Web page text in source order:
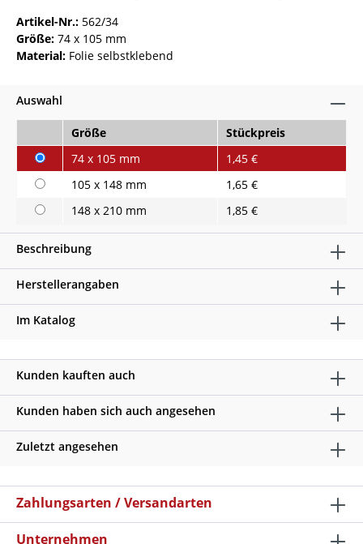
Artikel-Nr.: 562/34
Größe: 74 x 105 mm
Material: Folie selbstklebend
Auswahl
Größe
Stückpreis
74 x 105 mm
1,45 €
105 x 148 mm
1,65 €
148 x 210 mm
1,85 €
Beschreibung
Herstellerangaben
Im Katalog
Kunden kauften auch
Kunden haben sich auch angesehen
Zuletzt angesehen
Zahlungsarten / Versandarten
Unternehmen